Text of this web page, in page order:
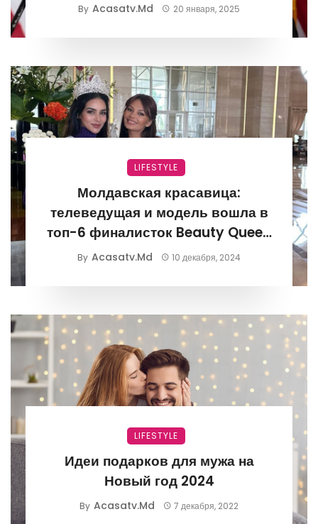
By Acasatv.md 20 января, 2025
LIFESTYLE
Молдавская красавица:
телеведущая и модель вошла в
топ-6 финалисток Beauty Queen
of the Universe
By Acasatv.md 10 декабря, 2024
LIFESTYLE
Идеи подарков для мужа на
Новый год 2024
By Acasatv.md 7 декабря, 2022